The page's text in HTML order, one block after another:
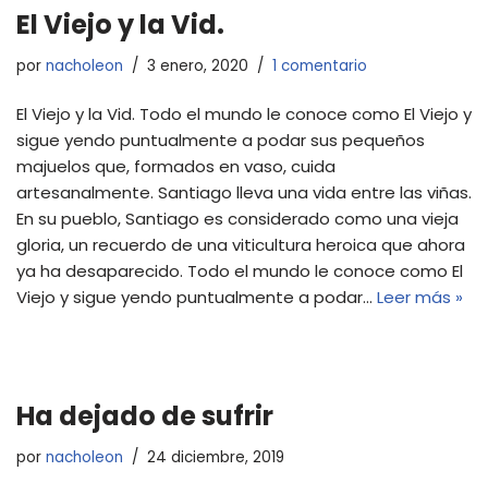
El Viejo y la Vid.
por nacholeon 3 enero, 2020 1 comentario
El Viejo y la Vid. Todo el mundo le conoce como El Viejo y
sigue yendo puntualmente a podar sus pequeños
majuelos que, formados en vaso, cuida
artesanalmente. Santiago lleva una vida entre las viñas.
En su pueblo, Santiago es considerado como una vieja
gloria, un recuerdo de una viticultura heroica que ahora
ya ha desaparecido. Todo el mundo le conoce como El
Viejo y sigue yendo puntualmente a podar… Leer más »
Ha dejado de sufrir
por nacholeon 24 diciembre, 2019